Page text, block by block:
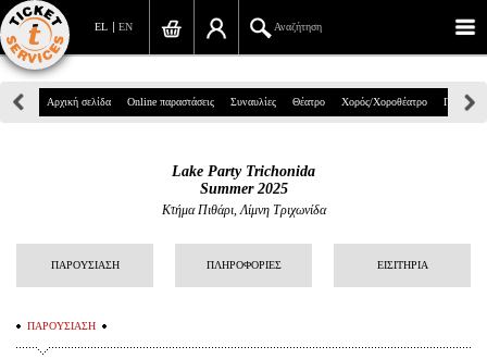
EN
EL Αναζήτηση
Πανεπιστημίου 39, Αθήνα
info@ticketservices.gr
Σύνδεση/Εγγραφή
Αρχική σελίδα Online παραστάσεις Συναυλίες Θέατρο Χορός/Χοροθέατρο Παιδικά
Lake Party Trichonida
Summer 2025
Κτήμα Πιθάρι, Λίμνη Τριχωνίδα
ΠΑΡΟΥΣΙΑΣΗ ΠΛΗΡΟΦΟΡΙΕΣ ΕΙΣΙΤΗΡΙΑ
ΠΑΡΟΥΣΙΑΣΗ